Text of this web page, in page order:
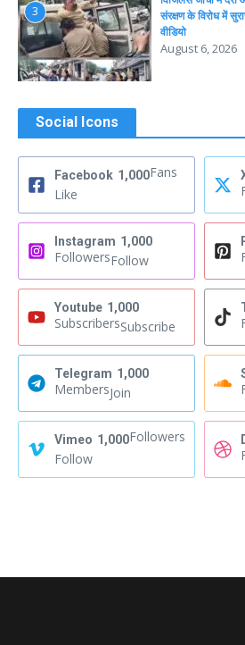
3
संरक्षण के विरोध में
वीडियो
August 6, 2026
Social Icons
Facebook 1,000Fans
Like
Instagram 1,000
FollowersFollow
Youtube 1,000
SubscribersSubscribe
Telegram 1,000
MembersJoin
Vimeo 1,000Followers
Follow